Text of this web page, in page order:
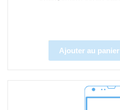
Ajouter au panier